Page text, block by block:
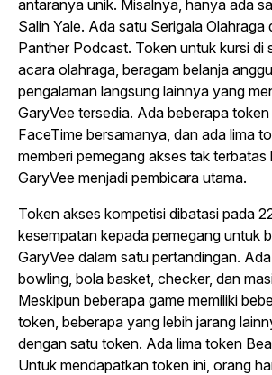
antaranya unik. Misalnya, hanya ada
Salin Yale. Ada satu Serigala
Panther Podcast. Token untuk kursi di
acara olahraga, beragam belanja
pengalaman langsung lainnya yang
GaryVee tersedia. Ada beberapa
FaceTime bersamanya, dan ada lima
memberi pemegang akses tak
GaryVee menjadi pembicara utama.
Token akses kompetisi dibatasi pada
kesempatan kepada pemegang untuk
GaryVee dalam satu pertandingan.
bowling, bola basket, checker, dan
Meskipun beberapa game memiliki
token, beberapa yang lebih jarang
dengan satu token. Ada lima token
Untuk mendapatkan token ini, orang